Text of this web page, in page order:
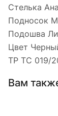
Стелька
Подносок
Подошва
Цвет
ТР ТС 019/
Вам